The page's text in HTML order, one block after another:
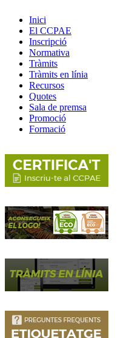
Inici
El CCPAE
Inscripció
Normativa
Tràmits
Tràmits en línia
Recursos
Quotes
Sala de premsa
Promoció
Formació